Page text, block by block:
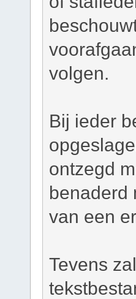
volgen.
Bij ieder
ontzegd
benaderd
van een
Tevens